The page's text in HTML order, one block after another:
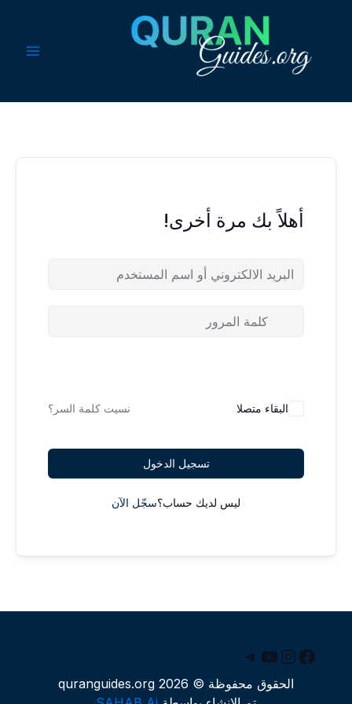
أهلاً بك مرة أخرى!
البقاء متصلا نسيت كلمة السر؟
تسجيل الدخول
ليس لديك حساب؟سجّل الآن
فيسبوكإنستجرام
يوتيوب
تيليجرام
الحقوق محفوظة © 2026 quranguides.org